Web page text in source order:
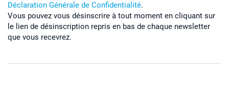
Déclaration Générale de Confidentialité.
Vous pouvez vous désinscrire à tout moment en cliquant sur
le lien de désinscription repris en bas de chaque newsletter
que vous recevrez.